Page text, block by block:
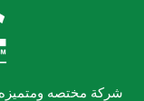
شركة مختصه ومتميزه